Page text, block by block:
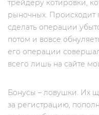
трейдеру котировки,
рыночных. Происходит
сделать операции
потом и вовсе
его операции
всего лишь на сайте
Бонусы – ловушки. Их
за регистрацию,